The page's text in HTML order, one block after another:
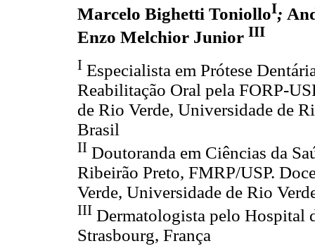
Marcelo Bighetti ToniolloI;
Enzo Melchior Junior III
I Especialista em Prótese
Reabilitação Oral pela FORP-
de Rio Verde, Universidade de
Brasil
II Doutoranda em Ciências da
Ribeirão Preto, FMRP/USP.
Verde, Universidade de Rio
III Dermatologista pelo Hospital
Strasbourg, França